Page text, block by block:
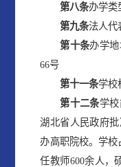
第八条办学类
第九条法人代
第十条办学
66号
第十一条学校
第十二条学
湖北省人民政府
办高职院校。学校
任教师600余人，